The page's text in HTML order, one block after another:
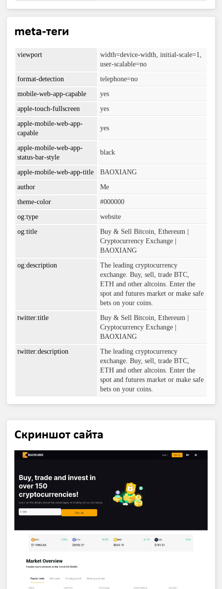
meta-теги
viewport
width=device-width, initial-scale=1,
user-scalable=no
format-detection
telephone=no
mobile-web-app-capable
yes
apple-touch-fullscreen
yes
apple-mobile-web-app-
capable
yes
apple-mobile-web-app-
status-bar-style
black
apple-mobile-web-app-title
BAOXIANG
author
Me
theme-color
#000000
og:type
website
og:title
Buy & Sell Bitcoin, Ethereum |
Cryptocurrency Exchange |
BAOXIANG
og:description
The leading cryptocurrency
exchange. Buy, sell, trade BTC,
ETH and other altcoins. Enter the
spot and futures market or make safe
bets on your coins.
twitter:title
Buy & Sell Bitcoin, Ethereum |
Cryptocurrency Exchange |
BAOXIANG
twitter:description
The leading cryptocurrency
exchange. Buy, sell, trade BTC,
ETH and other altcoins. Enter the
spot and futures market or make safe
bets on your coins.
Скриншот сайта